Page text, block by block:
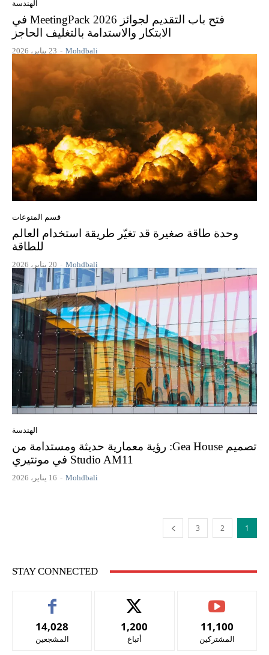
الهندسة
فتح باب التقديم لجوائز MeetingPack 2026 في
الابتكار والاستدامة بالتغليف الحاجز
Mohdbali
- 23 يناير، 2026
قسم المنوعات
وحدة طاقة صغيرة قد تغيّر طريقة استخدام العالم
للطاقة
Mohdbali
- 20 يناير، 2026
الهندسة
تصميم Gea House: رؤية معمارية حديثة ومستدامة من
Studio AM11 في مونتيري
Mohdbali
- 16 يناير، 2026
1
2
3
STAY CONNECTED
14,028
المشجعين
1,200
أتباع
11,100
المشتركين